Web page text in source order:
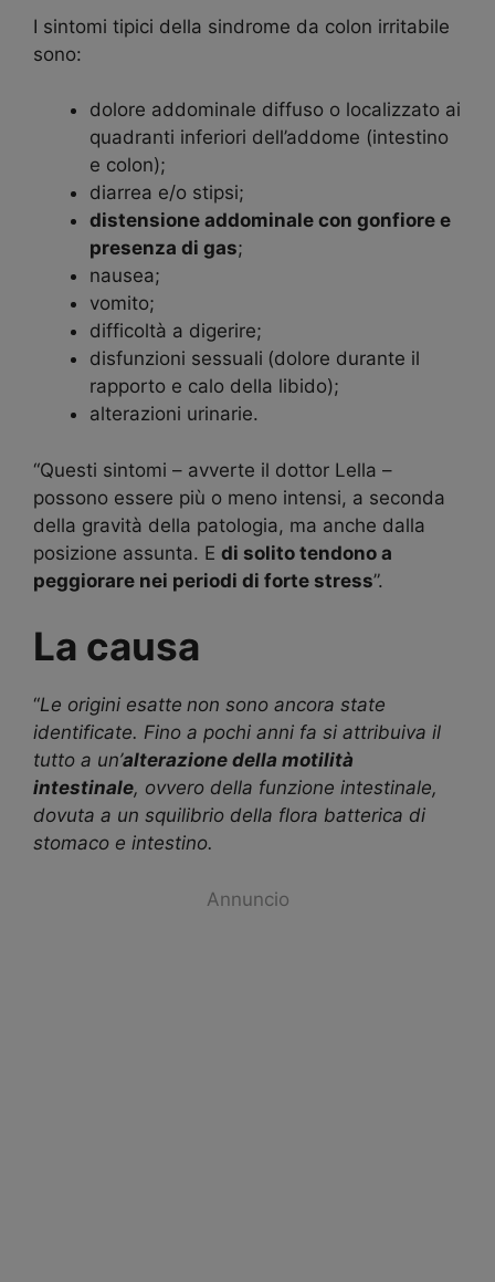
I sintomi tipici della sindrome da colon irritabile
sono:
dolore addominale diffuso o localizzato ai
quadranti inferiori dell’addome (intestino
e colon);
diarrea e/o stipsi;
distensione addominale con gonfiore e
presenza di gas;
nausea;
vomito;
difficoltà a digerire;
disfunzioni sessuali (dolore durante il
rapporto e calo della libido);
alterazioni urinarie.
“Questi sintomi – avverte il dottor Lella –
possono essere più o meno intensi, a seconda
della gravità della patologia, ma anche dalla
posizione assunta. E di solito tendono a
peggiorare nei periodi di forte stress”.
La causa
“Le origini esatte non sono ancora state
identificate. Fino a pochi anni fa si attribuiva il
tutto a un’alterazione della motilità
intestinale, ovvero della funzione intestinale,
dovuta a un squilibrio della flora batterica di
stomaco e intestino.
Annuncio